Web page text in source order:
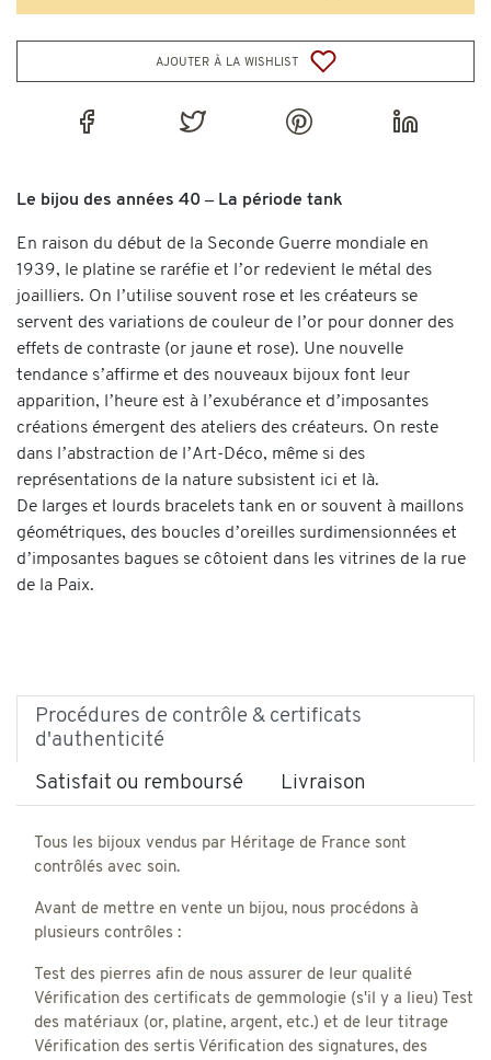
ajouter à la wishlist
Le bijou des années 40 – La période tank
En raison du début de la Seconde Guerre mondiale en
1939, le platine se raréfie et l’or redevient le métal des
joailliers. On l’utilise souvent rose et les créateurs se
servent des variations de couleur de l’or pour donner des
effets de contraste (or jaune et rose). Une nouvelle
tendance s’affirme et des nouveaux bijoux font leur
apparition, l’heure est à l’exubérance et d’imposantes
créations émergent des ateliers des créateurs. On reste
dans l’abstraction de l’Art-Déco, même si des
représentations de la nature subsistent ici et là.
De larges et lourds bracelets tank en or souvent à maillons
géométriques, des boucles d’oreilles surdimensionnées et
d’imposantes bagues se côtoient dans les vitrines de la rue
de la Paix.
Procédures de contrôle & certificats
d'authenticité
Satisfait ou remboursé Livraison
Tous les bijoux vendus par Héritage de France sont
contrôlés avec soin.
Avant de mettre en vente un bijou, nous procédons à
plusieurs contrôles :
Test des pierres afin de nous assurer de leur qualité
Vérification des certificats de gemmologie (s'il y a lieu) Test
des matériaux (or, platine, argent, etc.) et de leur titrage
Vérification des sertis Vérification des signatures, des